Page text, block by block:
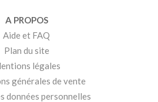
A PROPOS
Aide et FAQ
Plan du site
légales
générales de vente
données personnelles